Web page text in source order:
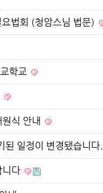
법회 (청암스님 법문)
학교
식 안내
된 일정이 변경됐습니다.
니다